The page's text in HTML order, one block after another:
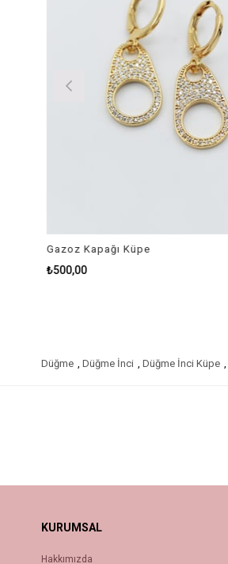
Gazoz Kapağı Küpe
₺500,00
Düğme
Düğme İnci Düğme İnci Küpe
KURUMSAL
Hakkımızda